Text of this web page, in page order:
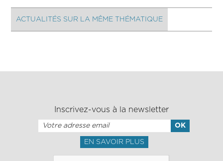
ACTUALITÉS SUR LA MÊME THÉMATIQUE
Inscrivez-vous à la newsletter
EN SAVOIR PLUS